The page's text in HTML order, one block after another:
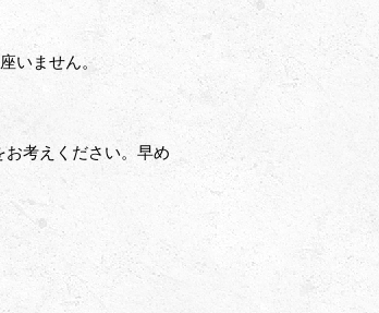
いません。
考えください。早め